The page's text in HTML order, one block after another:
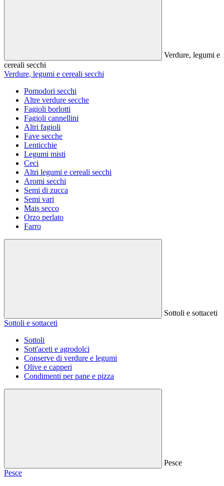
Verdure, legumi e
cereali secchi
Verdure, legumi e cereali secchi
Pomodori secchi
Altre verdure secche
Fagioli borlotti
Fagioli cannellini
Altri fagioli
Fave secche
Lenticchie
Legumi misti
Ceci
Altri legumi e cereali secchi
Aromi secchi
Semi di zucca
Semi vari
Mais secco
Orzo perlato
Farro
Sottoli e sottaceti
Sottoli e sottaceti
Sottoli
Sott'aceti e agrodolci
Conserve di verdure e legumi
Olive e capperi
Condimenti per pane e pizza
Pesce
Pesce